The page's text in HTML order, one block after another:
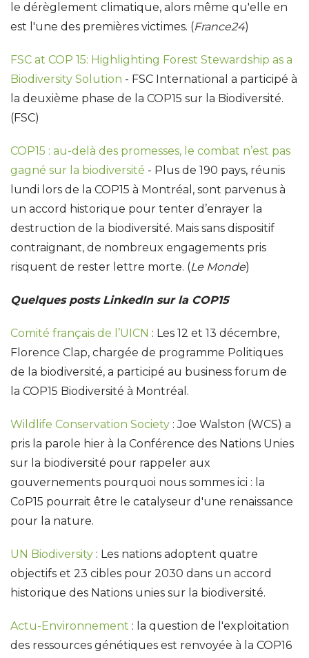
le dérèglement climatique, alors même qu'elle en
est l'une des premières victimes. (France24)
FSC at COP 15: Highlighting Forest Stewardship as a
Biodiversity Solution - FSC International a participé à
la deuxième phase de la COP15 sur la Biodiversité.
(FSC)
COP15 : au-delà des promesses, le combat n’est pas
gagné sur la biodiversité - Plus de 190 pays, réunis
lundi lors de la COP15 à Montréal, sont parvenus à
un accord historique pour tenter d’enrayer la
destruction de la biodiversité. Mais sans dispositif
contraignant, de nombreux engagements pris
risquent de rester lettre morte. (Le Monde)
Quelques posts LinkedIn sur la COP15
Comité français de l’UICN : Les 12 et 13 décembre,
Florence Clap, chargée de programme Politiques
de la biodiversité, a participé au business forum de
la COP15 Biodiversité à Montréal.
Wildlife Conservation Society : Joe Walston (WCS) a
pris la parole hier à la Conférence des Nations Unies
sur la biodiversité pour rappeler aux
gouvernements pourquoi nous sommes ici : la
CoP15 pourrait être le catalyseur d'une renaissance
pour la nature.
UN Biodiversity : Les nations adoptent quatre
objectifs et 23 cibles pour 2030 dans un accord
historique des Nations unies sur la biodiversité.
Actu-Environnement : la question de l'exploitation
des ressources génétiques est renvoyée à la COP16